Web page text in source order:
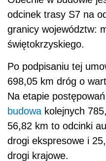
odcinek trasy S7 na
granicy województw:
świętokrzyskiego.
Po podpisaniu tej
698,05 km dróg o
Na etapie
budowa kolejnych
56,82 km to odcinki
drogi ekspresowe i
drogi krajowe.